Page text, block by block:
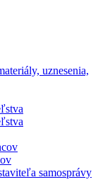
uznesenia,
samosprávy